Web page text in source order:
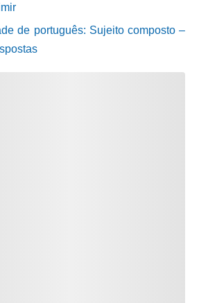
de português: Sujeito composto –